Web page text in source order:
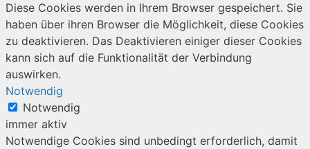
Diese Cookies werden in Ihrem Browser gespeichert. Sie
haben über ihren Browser die Möglichkeit, diese Cookies
zu deaktivieren. Das Deaktivieren einiger dieser Cookies
kann sich auf die Funktionalität der Verbindung
auswirken.
Notwendig
Notwendig
immer aktiv
Notwendige Cookies sind unbedingt erforderlich, damit